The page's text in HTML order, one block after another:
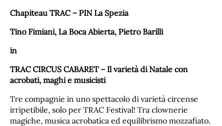
Chapiteau TRAC – PIN La Spezia
Tino Fimiani, La Boca Abierta, Pietro Barilli
in
TRAC CIRCUS CABARET – Il varietà di Natale con
acrobati, maghi e musicisti
Tre compagnie in uno spettacolo di varietà circense
irripetibile, solo per TRAC Festival! Tra clownerie
magiche, musica acrobatica ed equilibrismo mozzafiato.